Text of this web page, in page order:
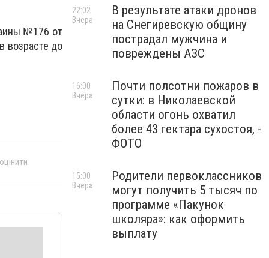
№176 от
возрасте до
В результате атаки дронов
на Снегиревскую общину
пострадал мужчина и
повреждены АЗС
22:02
Вчера
Почти полсотни пожаров в
сутки: в Николаевской
области огонь охватил
более 43 гектара сухостоя, -
ФОТО
16:00
Вчера
Родители первоклассников
могут получить 5 тысяч по
программе «Пакунок
школяра»: как оформить
выплату
15:00
Вчера